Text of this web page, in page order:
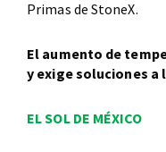
Primas de StoneX.
El aumento de
y exige soluciones a
EL SOL DE MÉXICO